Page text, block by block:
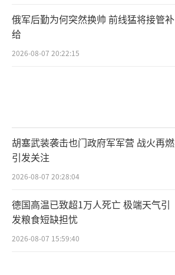
俄军后勤为何突然换帅 前线猛将接管补
给
2026-08-07 20:22:15
胡塞武装袭击也门政府军军营 战火再燃
引发关注
2026-08-07 20:28:04
德国高温已致超1万人死亡 极端天气引
发粮食短缺担忧
2026-08-07 15:59:40